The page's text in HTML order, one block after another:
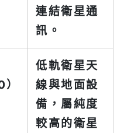
連結衛星通
訊。
低軌衛星天
線與地面設
備，屬純度
較高的衛星